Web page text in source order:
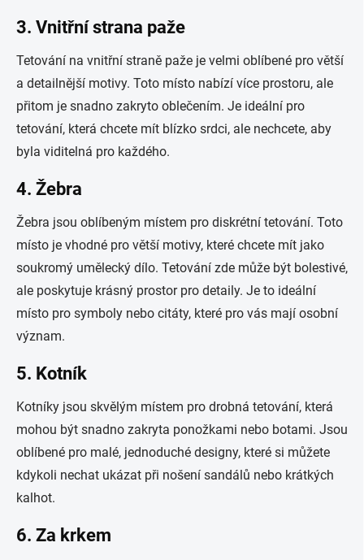
3. Vnitřní strana paže
Tetování na vnitřní straně paže je velmi oblíbené pro větší
a detailnější motivy. Toto místo nabízí více prostoru, ale
přitom je snadno zakryto oblečením. Je ideální pro
tetování, která chcete mít blízko srdci, ale nechcete, aby
byla viditelná pro každého.
4. Žebra
Žebra jsou oblíbeným místem pro diskrétní tetování. Toto
místo je vhodné pro větší motivy, které chcete mít jako
soukromý umělecký dílo. Tetování zde může být bolestivé,
ale poskytuje krásný prostor pro detaily. Je to ideální
místo pro symboly nebo citáty, které pro vás mají osobní
význam.
5. Kotník
Kotníky jsou skvělým místem pro drobná tetování, která
mohou být snadno zakryta ponožkami nebo botami. Jsou
oblíbené pro malé, jednoduché designy, které si můžete
kdykoli nechat ukázat při nošení sandálů nebo krátkých
kalhot.
6. Za krkem